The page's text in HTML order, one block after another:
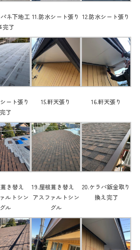
ネ下地工
完了
11.防水シート張り 12.防水シート張り
ート張り
完了
15.軒天張り 16.軒天張り
葺き替え
ルトシン
グル
19.屋根葺き替え
アスファルトシン
グル
20.ケラバ鈑金取り
換え完了